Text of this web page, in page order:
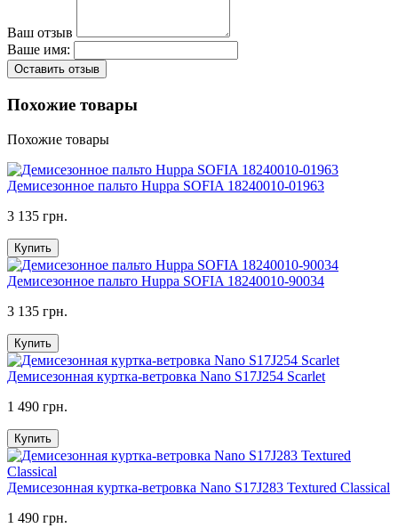
Ваш отзыв
Ваше имя:
Оставить отзыв
Похожие товары
Похожие товары
Демисезонное пальто Huppa SOFIA 18240010-01963
3 135 грн.
Купить
Демисезонное пальто Huppa SOFIA 18240010-90034
3 135 грн.
Купить
Демисезонная куртка-ветровка Nano S17J254 Scarlet
1 490 грн.
Купить
Демисезонная куртка-ветровка Nano S17J283 Textured Classical
1 490 грн.